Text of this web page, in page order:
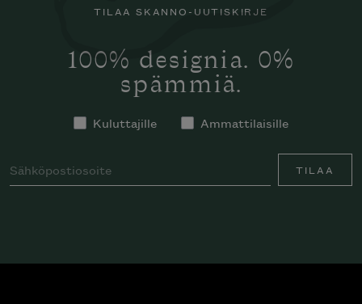
TILAA SKANNO-UUTISKIRJE
100% designia. 0%
spämmiä.
Kuluttajille Ammattilaisille
TILAA